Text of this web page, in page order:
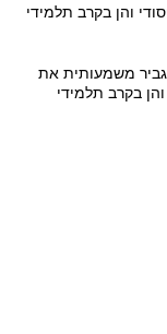
והן בקרב תלמידי
משמעותית את
בקרב תלמידי